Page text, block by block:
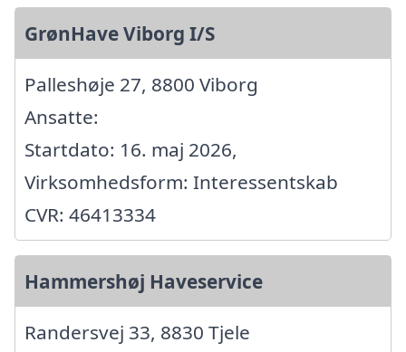
GrønHave Viborg I/S
Palleshøje 27, 8800 Viborg
Ansatte:
Startdato: 16. maj 2026,
Virksomhedsform: Interessentskab
CVR: 46413334
Hammershøj Haveservice
Randersvej 33, 8830 Tjele